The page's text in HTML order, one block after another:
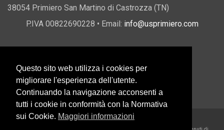
38054 Primiero San Martino di Castrozza (TN)
P.IVA 00822690228 • Email: info@usprimiero.com
Vantaggi da Pubblica Amministrazione
Questo sito web utilizza i cookies per
migliorare l'esperienza dell'utente.
Continuando la navigazione acconsenti a
tutti i cookie in conformità con la Normativa
sui Cookie. Maggiori informazioni